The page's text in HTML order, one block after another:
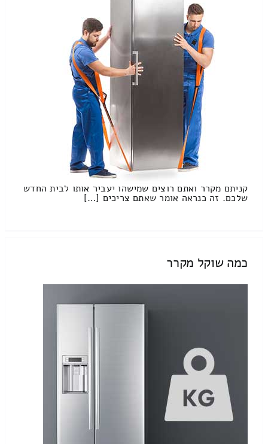
קניתם מקרר ואתם רוצים שמישהו יעביר אותו לבית החדש
שלכם. זה כנראה אומר שאתם צריכים […]
כמה שוקל מקרר